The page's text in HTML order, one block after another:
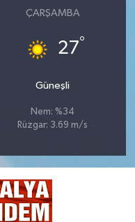
ÇARŞAMBA
27°
Güneşli
Nem: %34
Rüzgar: 3.69 m/s